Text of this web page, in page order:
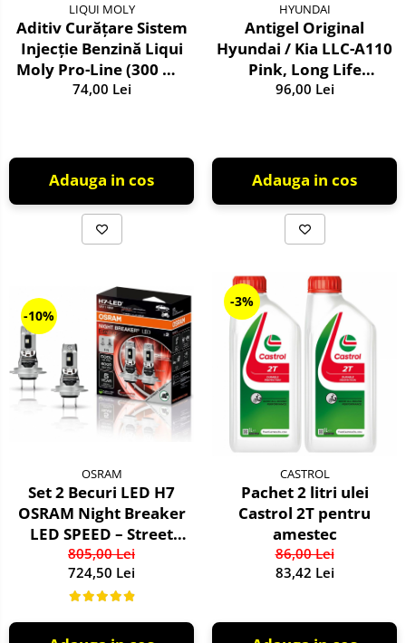
LIQUI MOLY
Aditiv Curățare Sistem
Injecție Benzină Liqui
Moly Pro-Line (300 ml)
- Tratament
74,00 Lei
Adauga in cos
HYUNDAI
Antigel Original
Hyundai / Kia LLC-A110
Pink, Long Life
Coolant, 1 Litru, Cod
96,00 Lei
Adauga in cos
-10%
OSRAM
Set 2 Becuri LED H7
OSRAM Night Breaker
LED SPEED – Street
Legal, 6000K, Design
1:1, Montaj Rapid
805,00 Lei
724,50 Lei
-3%
CASTROL
Pachet 2 litri ulei
Castrol 2T pentru
amestec
86,00 Lei
83,42 Lei